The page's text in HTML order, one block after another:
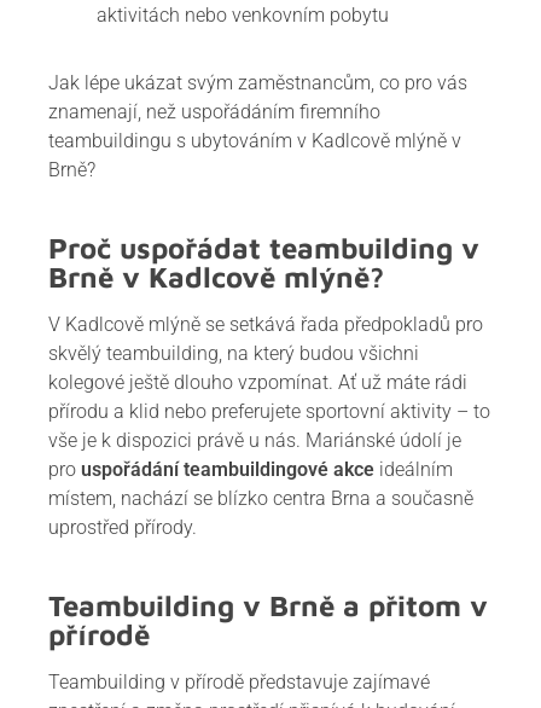
aktivitách nebo venkovním pobytu
Jak lépe ukázat svým zaměstnancům, co pro vás
znamenají, než uspořádáním firemního
teambuildingu s ubytováním v Kadlcově mlýně v
Brně?
Proč uspořádat teambuilding v
Brně v Kadlcově mlýně?
V Kadlcově mlýně se setkává řada předpokladů pro
skvělý teambuilding, na který budou všichni
kolegové ještě dlouho vzpomínat. Ať už máte rádi
přírodu a klid nebo preferujete sportovní aktivity – to
vše je k dispozici právě u nás. Mariánské údolí je
pro uspořádání teambuildingové akce ideálním
místem, nachází se blízko centra Brna a současně
uprostřed přírody.
Teambuilding v Brně a přitom v
přírodě
Teambuilding v přírodě představuje zajímavé